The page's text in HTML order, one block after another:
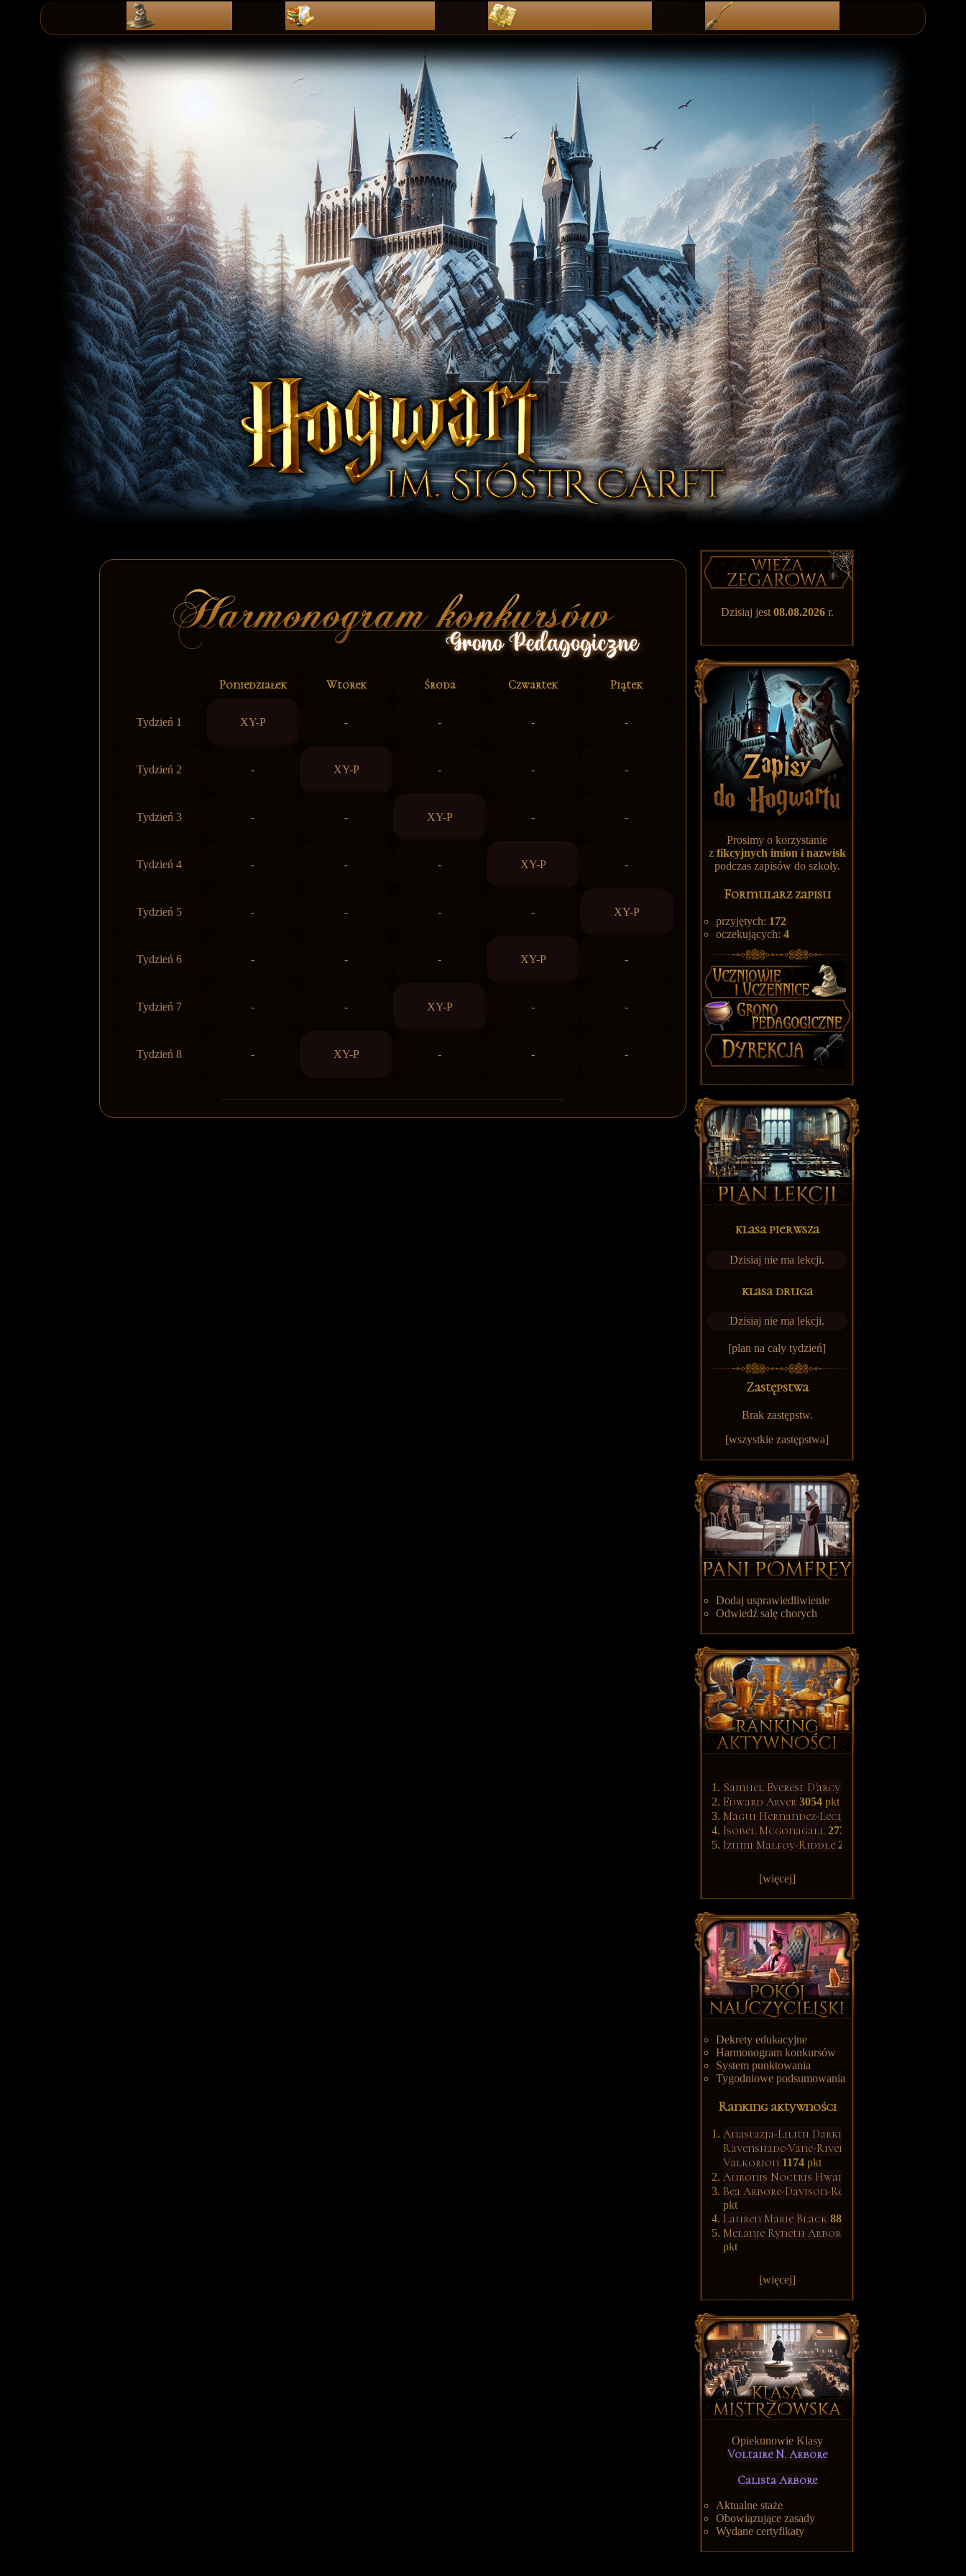
ZaPiSy dZienniKi pLan leKcji diScoRd
Poniedziałek Wtorek Środa Czwartek Piątek
Tydzień 1 XY-P - - - -
Tydzień 2 - XY-P - - -
Tydzień 3 - - XY-P - -
Tydzień 4 - - - XY-P -
Tydzień 5 - - - - XY-P
Tydzień 6 - - - XY-P -
Tydzień 7 - - XY-P - -
Tydzień 8 - XY-P - - -
Dzisiaj jest 08.08.2026r.
Prosimy o korzystanie
z fikcyjnych imion i nazwisk
podczas zapisów do szkoły.
Formularz zapisu
przyjętych: 172
oczekujących: 4
klasa pierwsza
Dzisiaj nie ma lekcji.
klasa druga
Dzisiaj nie ma lekcji.
[plan na cały tydzień]
Zastępstwa
Brak zastępstw.
[wszystkie zastępstwa]
Dodaj usprawiedliwienie
Odwiedź salę chorych
Samuel Everest D'arcy
Edward Arver 3054 pkt
Magui Hernandez-Leclerc
Isobel Mcgonagall 2731
Izumi Malfoy-Riddle 2608
[więcej]
Dekrety edukacyjne
Harmonogram konkursów
System punktowania
Tygodniowe podsumowania
Ranking aktywności
Anastazja-Lilith Darkness-
Ravenshade-Vane-River-
Valkorion 1174 pkt
Auronis Noctris Hwang
Bea Arbore-Davison-Rettop
pkt
Lauren Marie Black 887
Melanie Ryneth Arbore-Wood
pkt
[więcej]
Opiekunowie Klasy
Voltaire N. Arbore
Calista Arbore
Aktualne staże
Obowiązujące zasady
Wydane certyfikaty